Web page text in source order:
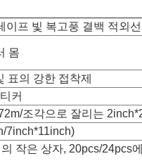
이프 빛 복고풍 결백 적외선
몸
표의 강한 접착제
커
조각으로 잘리는
7inch*11inch)
작은 상자, 20pcs/24pcs